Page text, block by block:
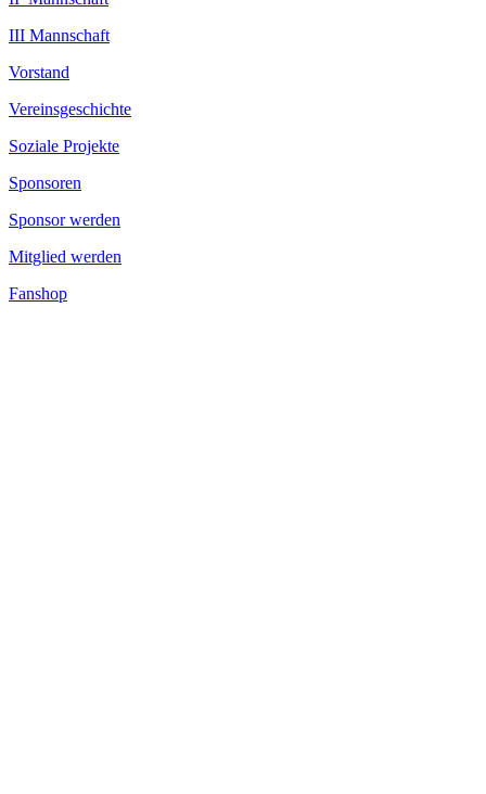
III Mannschaft
Vorstand
Vereinsgeschichte
Soziale Projekte
Sponsoren
Sponsor werden
Mitglied werden
Fanshop